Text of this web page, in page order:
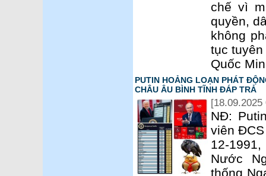
chế vì
quyền,
không
tục
Quốc
PUTIN HOẢNG LOẠN PHÁT
CHÂU ÂU BÌNH TĨNH ĐÁP TRẢ
[18.09.2025
NĐ:
viên
12-
Nước
thống